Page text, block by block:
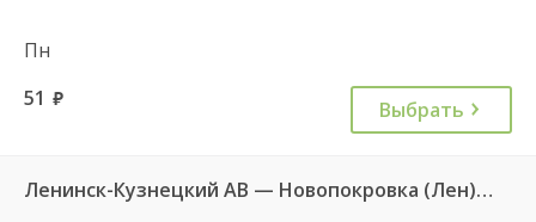
Пн
51 руб. Выбрать
Ленинск-Кузнецкий АВ — Новопокровка (Лен) 106